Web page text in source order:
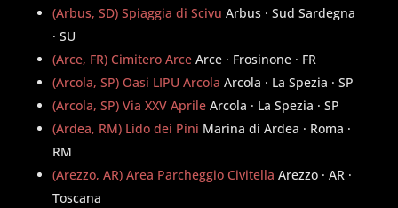
(Arbus, SD) Spiaggia di Scivu Arbus · Sud Sardegna
· SU
(Arce, FR) Cimitero Arce Arce · Frosinone · FR
(Arcola, SP) Oasi LIPU Arcola Arcola · La Spezia · SP
(Arcola, SP) Via XXV Aprile Arcola · La Spezia · SP
(Ardea, RM) Lido dei Pini Marina di Ardea · Roma ·
RM
(Arezzo, AR) Area Parcheggio Civitella Arezzo · AR ·
Toscana